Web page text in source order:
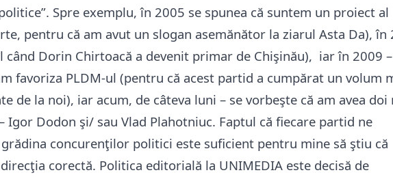
Spre exemplu, în 2005 se spunea că suntem un proiect al
pentru că am avut un slogan asemănător la ziarul Asta Da), în
când Dorin Chirtoacă a devenit primar de Chişinău), iar în 2009
favoriza PLDM-ul (pentru că acest partid a cumpărat un volum
de la noi), iar acum, de câteva luni – se vorbeşte că am avea doi
Igor Dodon şi/ sau Vlad Plahotniuc. Faptul că fiecare partid ne
grădina concurenţilor politici este suficient pentru mine să ştiu că
corectă. Politica editorială la UNIMEDIA este decisă de